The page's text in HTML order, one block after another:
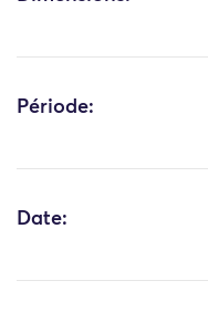
Période:
Date: